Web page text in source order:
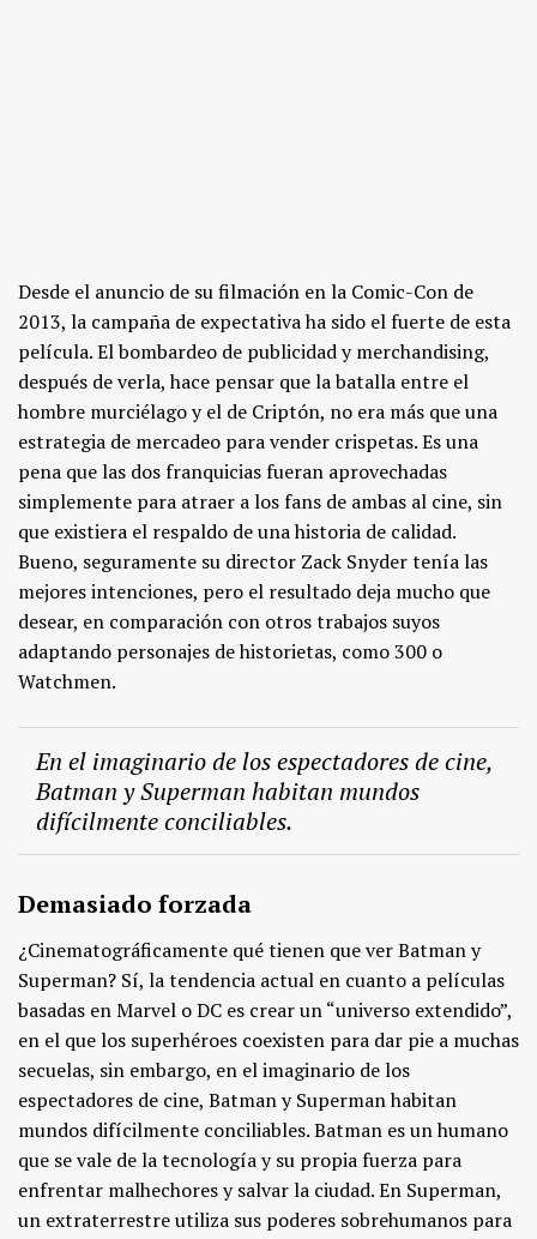
Desde el anuncio de su filmación en la Comic-Con de
2013, la campaña de expectativa ha sido el fuerte de esta
película. El bombardeo de publicidad y merchandising,
después de verla, hace pensar que la batalla entre el
hombre murciélago y el de Criptón, no era más que una
estrategia de mercadeo para vender crispetas. Es una
pena que las dos franquicias fueran aprovechadas
simplemente para atraer a los fans de ambas al cine, sin
que existiera el respaldo de una historia de calidad.
Bueno, seguramente su director Zack Snyder tenía las
mejores intenciones, pero el resultado deja mucho que
desear, en comparación con otros trabajos suyos
adaptando personajes de historietas, como 300 o
Watchmen.
En el imaginario de los espectadores de cine,
Batman y Superman habitan mundos
difícilmente conciliables.
Demasiado forzada
¿Cinematográficamente qué tienen que ver Batman y
Superman? Sí, la tendencia actual en cuanto a películas
basadas en Marvel o DC es crear un “universo extendido”,
en el que los superhéroes coexisten para dar pie a muchas
secuelas, sin embargo, en el imaginario de los
espectadores de cine, Batman y Superman habitan
mundos difícilmente conciliables. Batman es un humano
que se vale de la tecnología y su propia fuerza para
enfrentar malhechores y salvar la ciudad. En Superman,
un extraterrestre utiliza sus poderes sobrehumanos para